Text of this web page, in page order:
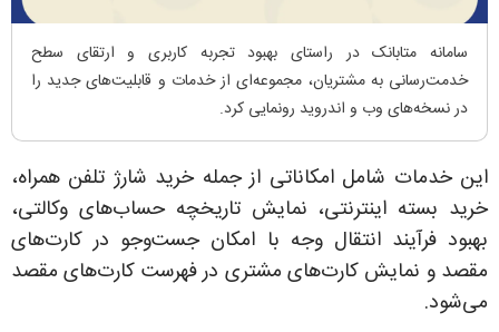
سامانه متابانک در راستای بهبود تجربه کاربری و ارتقای سطح
خدمت‌رسانی به مشتریان، مجموعه‌ای از خدمات و قابلیت‌های جدید را
در نسخه‌های وب و اندروید رونمایی کرد.
این خدمات شامل امکاناتی از جمله خرید شارژ تلفن همراه،
خرید بسته اینترنتی، نمایش تاریخچه حساب‌های وکالتی،
بهبود فرآیند انتقال وجه با امکان جست‌وجو در کارت‌های
مقصد و نمایش کارت‌های مشتری در فهرست کارت‌های مقصد
می‌شود.